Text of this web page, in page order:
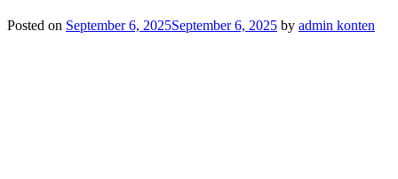
Posted on September 6, 2025September 6, 2025 by admin konten